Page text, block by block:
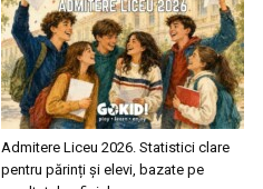
Admitere Liceu 2026. Statistici clare
pentru părinți și elevi, bazate pe